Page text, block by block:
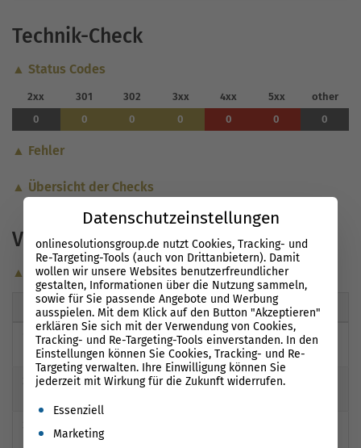
Technik-Check
▲ Status Codes
2xx 301 302 3xx 4xx 5xx
other
0
0 0 0 0 0 0
▲ Fehler
▲ Übersicht der Checks
Vorhandene Backlinks
▲ Auflistung der Links
URL Linktext LinkPower
Mehr Daten mit Free A
ccount
zur webseite 30
Mehr Daten mitFree A
Mehr Daten mit
ccount
Datenschutzeinstellungen
onlinesolutionsgroup.de nutzt Cookies, Tracking- und
Re-Targeting-Tools (auch von Drittanbietern). Damit
wollen wir unsere Websites benutzerfreundlicher
gestalten, Informationen über die Nutzung sammeln,
sowie für Sie passende Angebote und Werbung
ausspielen. Mit dem Klick auf den Button "Akzeptieren"
erklären Sie sich mit der Verwendung von Cookies,
Tracking- und Re-Targeting-Tools einverstanden. In den
Einstellungen können Sie Cookies, Tracking- und Re-
Targeting verwalten. Ihre Einwilligung können Sie
jederzeit mit Wirkung für die Zukunft widerrufen.
Es folgt eine Liste der Service-Gruppen, für die eine
Essenziell
Marketing